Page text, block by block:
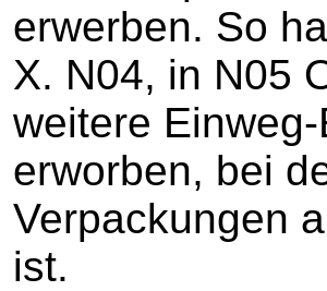
erwerben. So
X. N04, in N05
weitere
erworben, bei
Verpackungen
ist.